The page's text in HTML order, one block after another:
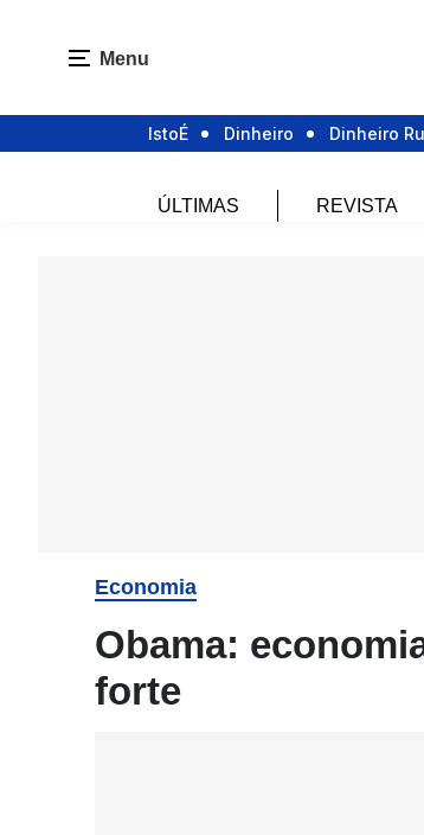
Menu
IstoÉ Dinheiro Dinheiro
ÚLTIMAS REVISTA
Economia
Obama:
forte